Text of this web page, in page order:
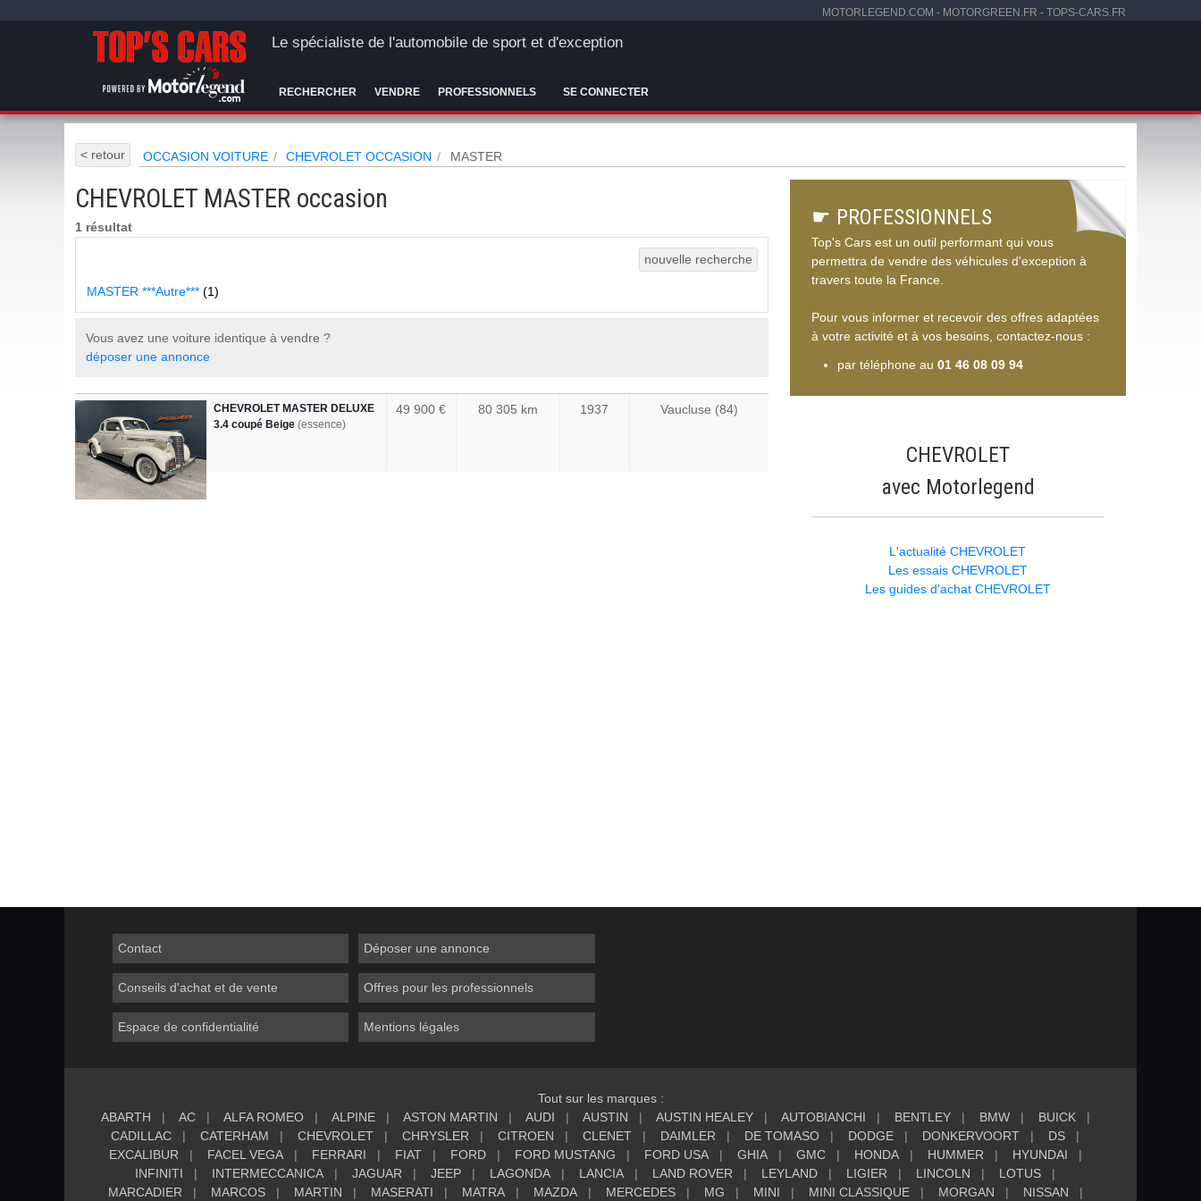
MOTORLEGEND.COM - MOTORGREEN.FR - TOPS-CARS.FR
Le spécialiste de l'automobile de sport et d'exception
RECHERCHER VENDRE PROFESSIONNELS SE CONNECTER
< retour OCCASION VOITURE CHEVROLET OCCASION MASTER
CHEVROLET MASTER occasion
1 résultat
nouvelle recherche
MASTER ***Autre*** (1)
Vous avez une voiture identique à vendre ?
déposer une annonce
CHEVROLET MASTER DELUXE
3.4 coupé Beige (essence)
49 900 € 80 305 km 1937 Vaucluse (84)
☛ PROFESSIONNELS
Top's Cars est un outil performant qui vous
permettra de vendre des véhicules d'exception à
travers toute la France.
Pour vous informer et recevoir des offres adaptées
à votre activité et à vos besoins, contactez-nous :
par téléphone au 01 46 08 09 94
CHEVROLET
avec Motorlegend
L'actualité CHEVROLET
Les essais CHEVROLET
Les guides d'achat CHEVROLET
Contact Déposer une annonce
Conseils d'achat et de vente Offres pour les professionnels
Espace de confidentialité Mentions légales
Tout sur les marques :
ABARTH
AC ALFA ROMEO ALPINE ASTON MARTIN AUDI AUSTIN AUSTIN HEALEY AUTOBIANCHI BENTLEY BMW
BUICK
CADILLAC
CATERHAM CHEVROLET CHRYSLER CITROEN CLENET DAIMLER DE TOMASO DODGE DONKERVOORT
DS
EXCALIBUR
FACEL VEGA FERRARI FIAT FORD FORD MUSTANG FORD USA GHIA GMC HONDA HUMMER
HYUNDAI
INFINITI
INTERMECCANICA JAGUAR JEEP LAGONDA LANCIA LAND ROVER LEYLAND LIGIER LINCOLN
LOTUS
MARCADIER
MARCOS MARTIN MASERATI MATRA MAZDA MERCEDES MG MINI MINI CLASSIQUE MORGAN NISSAN